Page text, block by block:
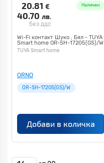
20.81 €
40.70 лв.
без ддс
Наличен
Wi-Fi контакт Шуко , Бял - TUYA
Smart home OR-SH-17205(GS)/W
TUYA Smart home
ORNO
OR-SH-17205(GS)/W
Добави в количка